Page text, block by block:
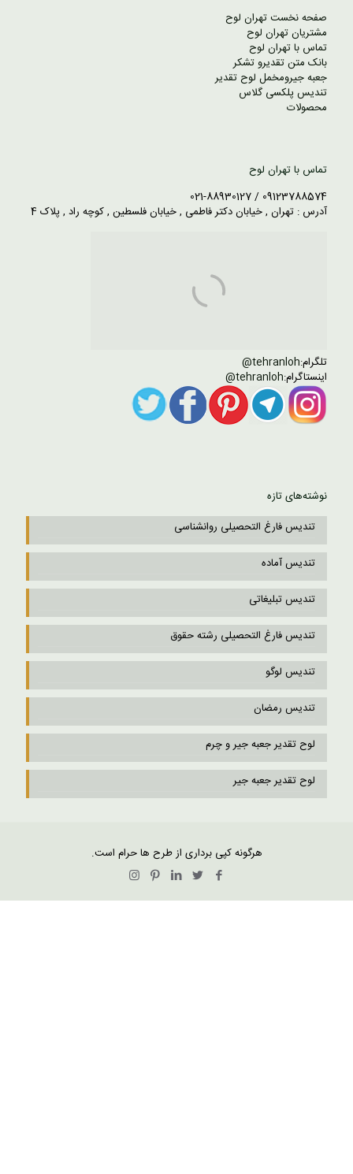
صفحه نخست تهران لوح
مشتریان تهران لوح
تماس با تهران لوح
بانک متن تقدیرو تشکر
جعبه جیرومخمل لوح تقدیر
تندیس پلکسی گلاس
محصولات
تماس با تهران لوح
09123788574 / 021-88930127
آدرس : تهران , خیابان دکتر فاطمی , خیابان فلسطین , کوچه راد , پلاک 4
تلگرام:tehranloh@
اینستاگرام:tehranloh@
نوشته‌های تازه
تندیس فارغ التحصیلی روانشناسی
تندیس آماده
تندیس تبلیغاتی
تندیس فارغ التحصیلی رشته حقوق
تندیس لوگو
تندیس رمضان
لوح تقدیر جعبه جیر و چرم
لوح تقدیر جعبه جیر
هرگونه کپی برداری از طرح ها حرام است.